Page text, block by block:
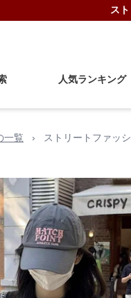
ス
人気ランキング
一覧 › ストリートファッ